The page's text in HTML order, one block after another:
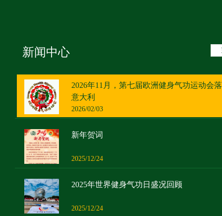
新闻中心
2026年11月，第七届欧洲健身气功运动会
意大利
2026/02/03
新年贺词
2025/12/24
2025年世界健身气功日盛况回顾
2025/12/24